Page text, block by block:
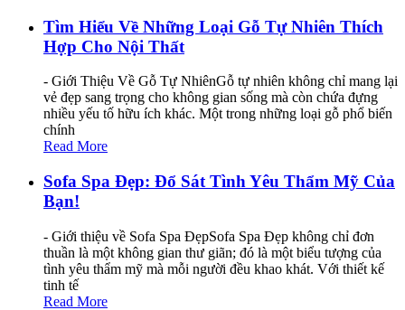
Tìm Hiểu Về Những Loại Gỗ Tự Nhiên Thích
Hợp Cho Nội Thất
- Giới Thiệu Về Gỗ Tự NhiênGỗ tự nhiên không chỉ mang lại
vẻ đẹp sang trọng cho không gian sống mà còn chứa đựng
nhiều yếu tố hữu ích khác. Một trong những loại gỗ phổ biến
chính
Read More
Sofa Spa Đẹp: Đổ Sát Tình Yêu Thẩm Mỹ Của
Bạn!
- Giới thiệu về Sofa Spa ĐẹpSofa Spa Đẹp không chỉ đơn
thuần là một không gian thư giãn; đó là một biểu tượng của
tình yêu thẩm mỹ mà mỗi người đều khao khát. Với thiết kế
tinh tế
Read More